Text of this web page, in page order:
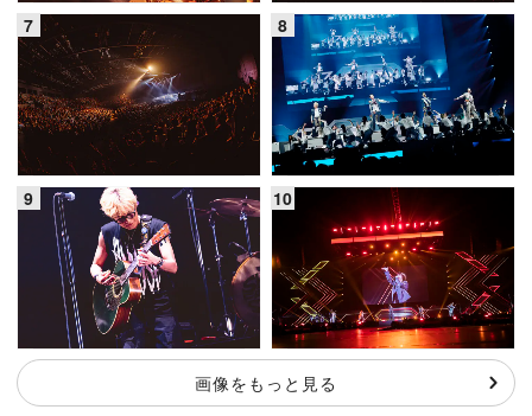
画像をもっと見る